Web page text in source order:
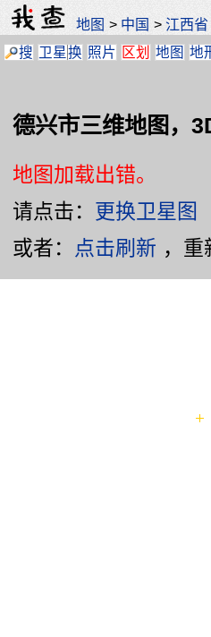
地图 > 中国 > 江西省
搜 卫星换 照片 区划 地图 地
德兴市三维地图，
地图加载出错。
请点击： 更换卫星图
或者： 点击刷新 ，重